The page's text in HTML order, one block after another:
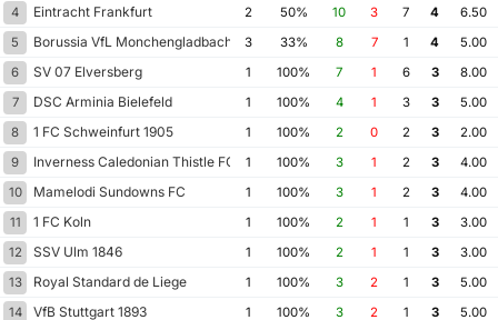
4
Eintracht Frankfurt 2 50% 10 3 7 4
6.50
5
Borussia VfL Monchengladbach 3 33% 8 7 1 4
5.00
6
SV 07 Elversberg 1 100% 7 1 6 3
8.00
7
DSC Arminia Bielefeld 1 100% 4 1 3 3
5.00
8
1 FC Schweinfurt 1905 1 100% 2 0 2 3
2.00
9
Inverness Caledonian Thistle FC 1 100% 3 1 2 3
4.00
10
Mamelodi Sundowns FC 1 100% 3 1 2 3
4.00
11
1 FC Koln 1 100% 2 1 1 3
3.00
12
SSV Ulm 1846 1 100% 2 1 1 3
3.00
13
Royal Standard de Liege 1 100% 3 2 1 3
5.00
14
VfB Stuttgart 1893 1 100% 3 2 1 3 5.00